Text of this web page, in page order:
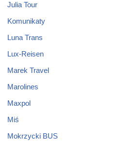
Julia Tour
Komunikaty
Luna Trans
Lux-Reisen
Marek Travel
Marolines
Maxpol
Miś
Mokrzycki BUS